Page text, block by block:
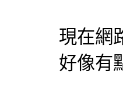
現在網
好像有